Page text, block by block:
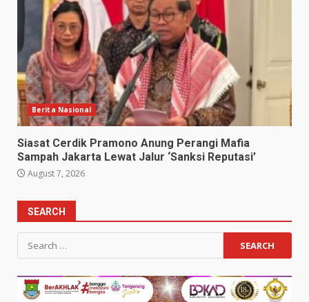
Berita Nasional
Siasat Cerdik Pramono Anung Perangi Mafia
Sampah Jakarta Lewat Jalur ‘Sanksi Reputasi’
August 7, 2026
SEARCH
Search
for: